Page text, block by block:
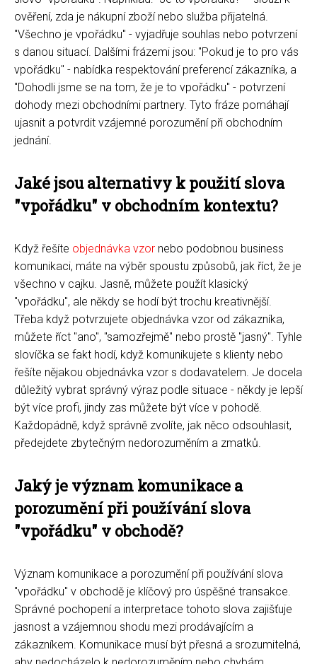
ověření, zda je nákupní zboží nebo služba přijatelná.
"Všechno je vpořádku" - vyjadřuje souhlas nebo potvrzení
s danou situací. Dalšími frázemi jsou: "Pokud je to pro vás
vpořádku" - nabídka respektování preferencí zákazníka, a
"Dohodli jsme se na tom, že je to vpořádku" - potvrzení
dohody mezi obchodními partnery. Tyto fráze pomáhají
ujasnit a potvrdit vzájemné porozumění při obchodním
jednání.
Jaké jsou alternativy k použití slova
"vpořádku" v obchodním kontextu?
Když řešíte objednávka vzor nebo podobnou business
komunikaci, máte na výběr spoustu způsobů, jak říct, že je
všechno v cajku. Jasně, můžete použít klasický
"vpořádku", ale někdy se hodí být trochu kreativnější.
Třeba když potvrzujete objednávka vzor od zákazníka,
můžete říct "ano", "samozřejmě" nebo prostě "jasný". Tyhle
slovíčka se fakt hodí, když komunikujete s klienty nebo
řešíte nějakou objednávka vzor s dodavatelem. Je docela
důležitý vybrat správný výraz podle situace - někdy je lepší
být více profi, jindy zas můžete být více v pohodě.
Každopádně, když správně zvolíte, jak něco odsouhlasit,
předejdete zbytečným nedorozuměním a zmatků.
Jaký je význam komunikace a
porozumění při používání slova
"vpořádku" v obchodě?
Význam komunikace a porozumění při používání slova
"vpořádku" v obchodě je klíčový pro úspěšné transakce.
Správné pochopení a interpretace tohoto slova zajišťuje
jasnost a vzájemnou shodu mezi prodávajícím a
zákazníkem. Komunikace musí být přesná a srozumitelná,